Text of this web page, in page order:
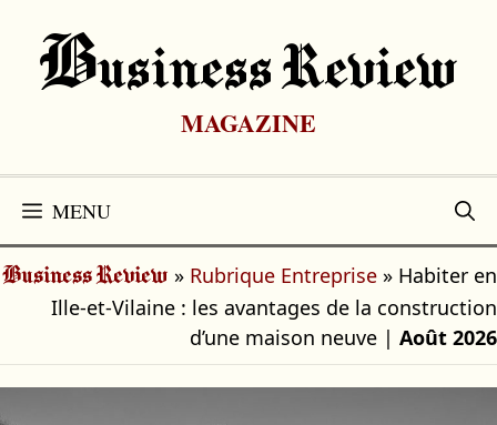
contenu
BUsiness Review
MAGAZINE
MENU
Business Review » Rubrique Entreprise » Habiter en
Ille-et-Vilaine : les avantages de la construction
d’une maison neuve | Août 2026